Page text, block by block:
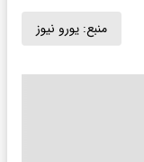
منبع: یورو نیوز